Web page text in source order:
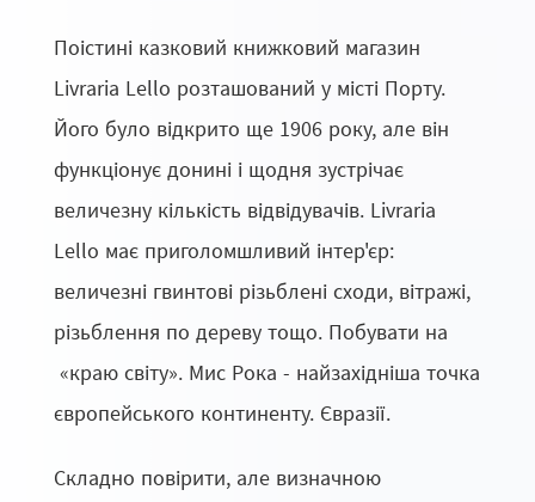
Поістині казковий книжковий магазин
Livraria Lello розташований у місті Порту.
Його було відкрито ще 1906 року, але він
функціонує донині і щодня зустрічає
величезну кількість відвідувачів. Livraria
Lello має приголомшливий інтер'єр:
величезні гвинтові різьблені сходи, вітражі,
різьблення по дереву тощо. Побувати на
«краю світу». Мис Рока - найзахідніша точка
європейського континенту. Євразії.
Складно повірити, але визначною